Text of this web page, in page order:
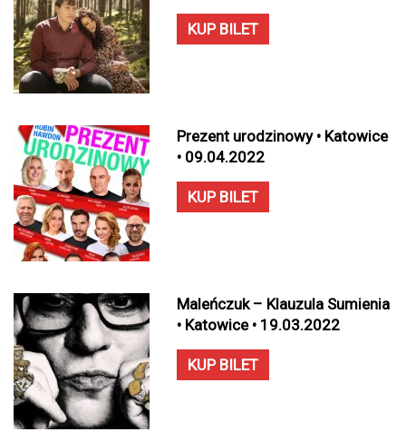
KUP BILET
Prezent urodzinowy • Katowice
• 09.04.2022
KUP BILET
Maleńczuk – Klauzula Sumienia
• Katowice • 19.03.2022
KUP BILET